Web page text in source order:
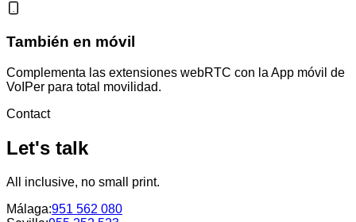
También en móvil
Complementa las extensiones webRTC con la App móvil de
VoIPer para total movilidad.
Contact
Let's talk
All inclusive, no small print.
Málaga:951 562 080